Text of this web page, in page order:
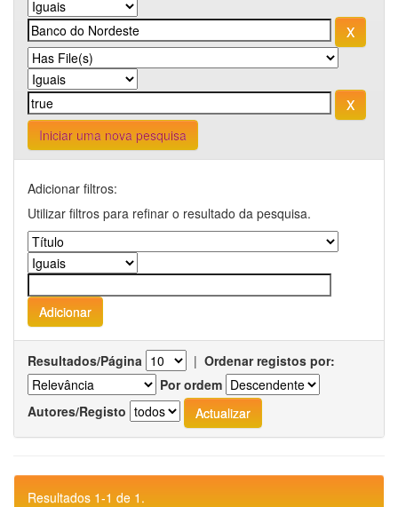
Iniciar uma nova pesquisa
Adicionar filtros:
Utilizar filtros para refinar o resultado da pesquisa.
Resultados/Página | Ordenar registos por:
Por ordem
Autores/Registo
Resultados 1-1 de 1.